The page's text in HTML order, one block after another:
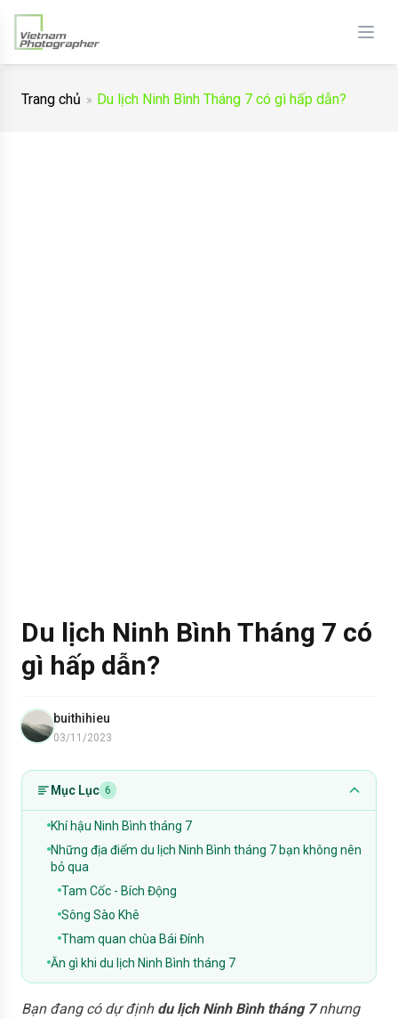
Trang chủ Du lịch Ninh Bình Tháng 7 có gì hấp dẫn?
Du lịch Ninh Bình Tháng 7 có
gì hấp dẫn?
buithihieu
03/11/2023
Mục Lục 6
Khí hậu Ninh Bình tháng 7
Những địa điểm du lịch Ninh Bình tháng 7 bạn không nên
bỏ qua
Tam Cốc - Bích Động
Sông Sào Khê
Tham quan chùa Bái Đính
Ăn gì khi du lịch Ninh Bình tháng 7
Bạn đang có dự định du lịch Ninh Bình tháng 7nhưng